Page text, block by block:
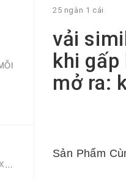
Combo 2 Chai Dầu Xả Rejoice 3IN1 Siêu Mềm Mượt Chai 60ML
25 ngàn 1 cái
vải
khi
mở ra:
Sản Phẩm